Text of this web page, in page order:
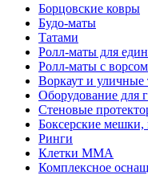
Борцовские ковры
Будо-маты
Татами
Ролл-маты для
Ролл-маты с ворсом
Воркаут и уличные
Оборудование для
Стеновые
Боксерские
Ринги
Клетки ММА
Комплексное